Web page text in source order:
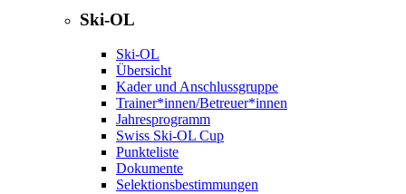
Ski-OL
Ski-OL
Übersicht
Kader und Anschlussgruppe
Trainer*innen/Betreuer*innen
Jahresprogramm
Swiss Ski-OL Cup
Punkteliste
Dokumente
Selektionsbestimmungen